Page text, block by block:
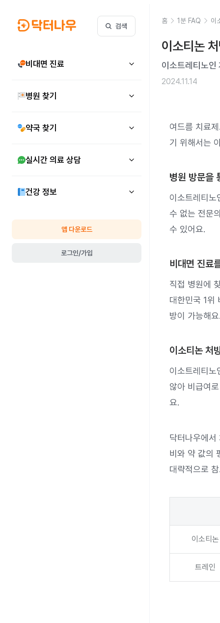
검색
비대면 진료
병원 찾기
약국 찾기
실시간 의료 상담
건강 정보
앱 다운로드
로그인/가입
홈 1분 FAQ 이
이소티논
이소트레티노인
2024.11.14
여드름 치료
기 위해서는
병원 방문을
이소트레티
수 없는 전문
수 있어요.
비대면 진료
직접 병원에
대한민국 1위
방이 가능해
이소티논 처
이소트레티
않아 비급여
요.
닥터나우에
비와 약 값의
대략적으로
이소티논
트레인